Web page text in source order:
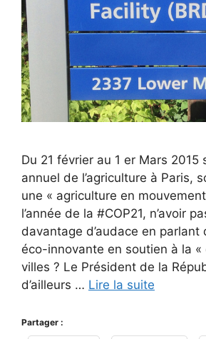
Du 21 février au 1 er Mars 2015
annuel de l’agriculture à Paris,
une « agriculture en
l’année de la #COP21, n’avoir
davantage d’audace en parlant
éco-innovante en soutien à la
villes ? Le Président de la
d’ailleurs … Lire la suite
Partager :